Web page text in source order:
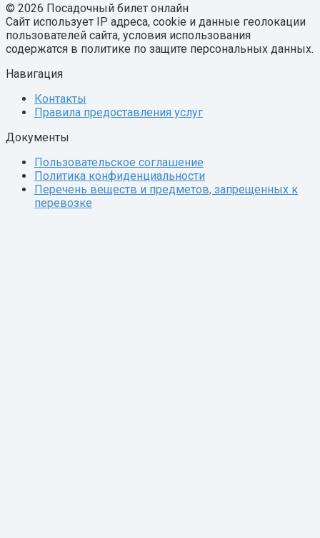
© 2026 Посадочный билет онлайн
Сайт использует IP адреса, cookie и данные геолокации
пользователей сайта, условия использования
содержатся в политике по защите персональных данных.
Навигация
Контакты
Правила предоставления услуг
Документы
Пользовательское соглашение
Политика конфиденциальности
Перечень веществ и предметов, запрещенных к
перевозке